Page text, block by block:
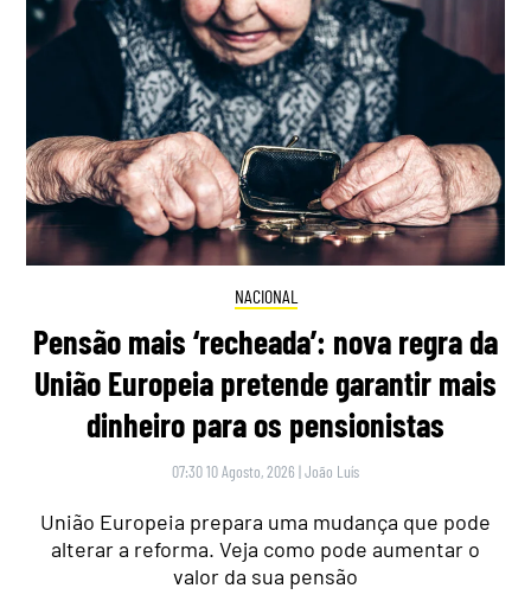
NACIONAL
Pensão mais ‘recheada’: nova regra da
União Europeia pretende garantir mais
dinheiro para os pensionistas
07:30 10 Agosto, 2026 |João Luís
União Europeia prepara uma mudança que pode
alterar a reforma. Veja como pode aumentar o
valor da sua pensão